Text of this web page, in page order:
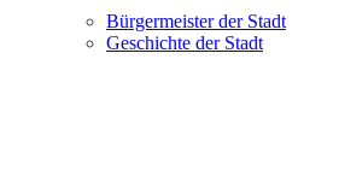
Bürgermeister der Stadt
Geschichte der Stadt